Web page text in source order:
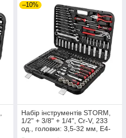
–10%
Набір інструментів STORM,
1/2" + 3/8" + 1/4", Cr-V, 233
од., головки: 3,5-32 мм, E4-